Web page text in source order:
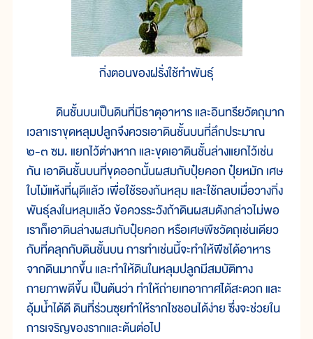
กิ่งตอนของฝรั่งใช้ทำพันธุ์
ดินชั้นบนเป็นดินที่มีธาตุอาหาร และอินทรียวัตถุมาก
เวลาเราขุดหลุมปลูกจึงควรเอาดินชั้นบนที่ลึกประมาณ
๒-๓ ซม. แยกไว้ต่างหาก และขุดเอาดินชั้นล่างแยกไว้เช่น
กัน เอาดินชั้นบนที่ขุดออกนั้นผสมกับปุ๋ยคอก ปุ๋ยหมัก เศษ
ใบไม้แห้งที่ผุดีแล้ว เพื่อใช้รองก้นหลุม และใช้กลบเมื่อวางกิ่ง
พันธุ์ลงในหลุมแล้ว ข้อควรระวังถ้าดินผสมดังกล่าวไม่พอ
เราก็เอาดินล่างผสมกับปุ๋ยคอก หรือเศษพืชวัตถุเช่นเดียว
กับที่คลุกกับดินชั้นบน การทำเช่นนี้จะทำให้พืชได้อาหาร
จากดินมากขึ้น และทำให้ดินในหลุมปลูกมีสมบัติทาง
กายภาพดีขึ้น เป็นต้นว่า ทำให้ถ่ายเทอากาศได้สะดวก และ
อุ้มน้ำได้ดี ดินที่ร่วนซุยทำให้รากไชชอนได้ง่าย ซึ่งจะช่วยใน
การเจริญของรากและต้นต่อไป